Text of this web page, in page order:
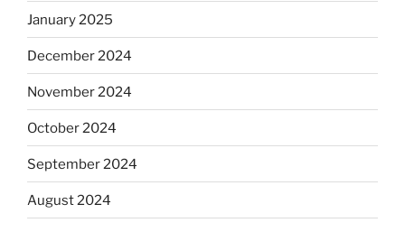
January 2025
December 2024
November 2024
October 2024
September 2024
August 2024